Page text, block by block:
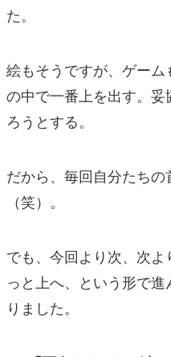
た。
絵もそうですが、ゲー
の中で一番上を出す。
ろうとする。
だから、毎回自分たち
（笑）。
でも、今回より次、次
っと上へ、という形で
りました。